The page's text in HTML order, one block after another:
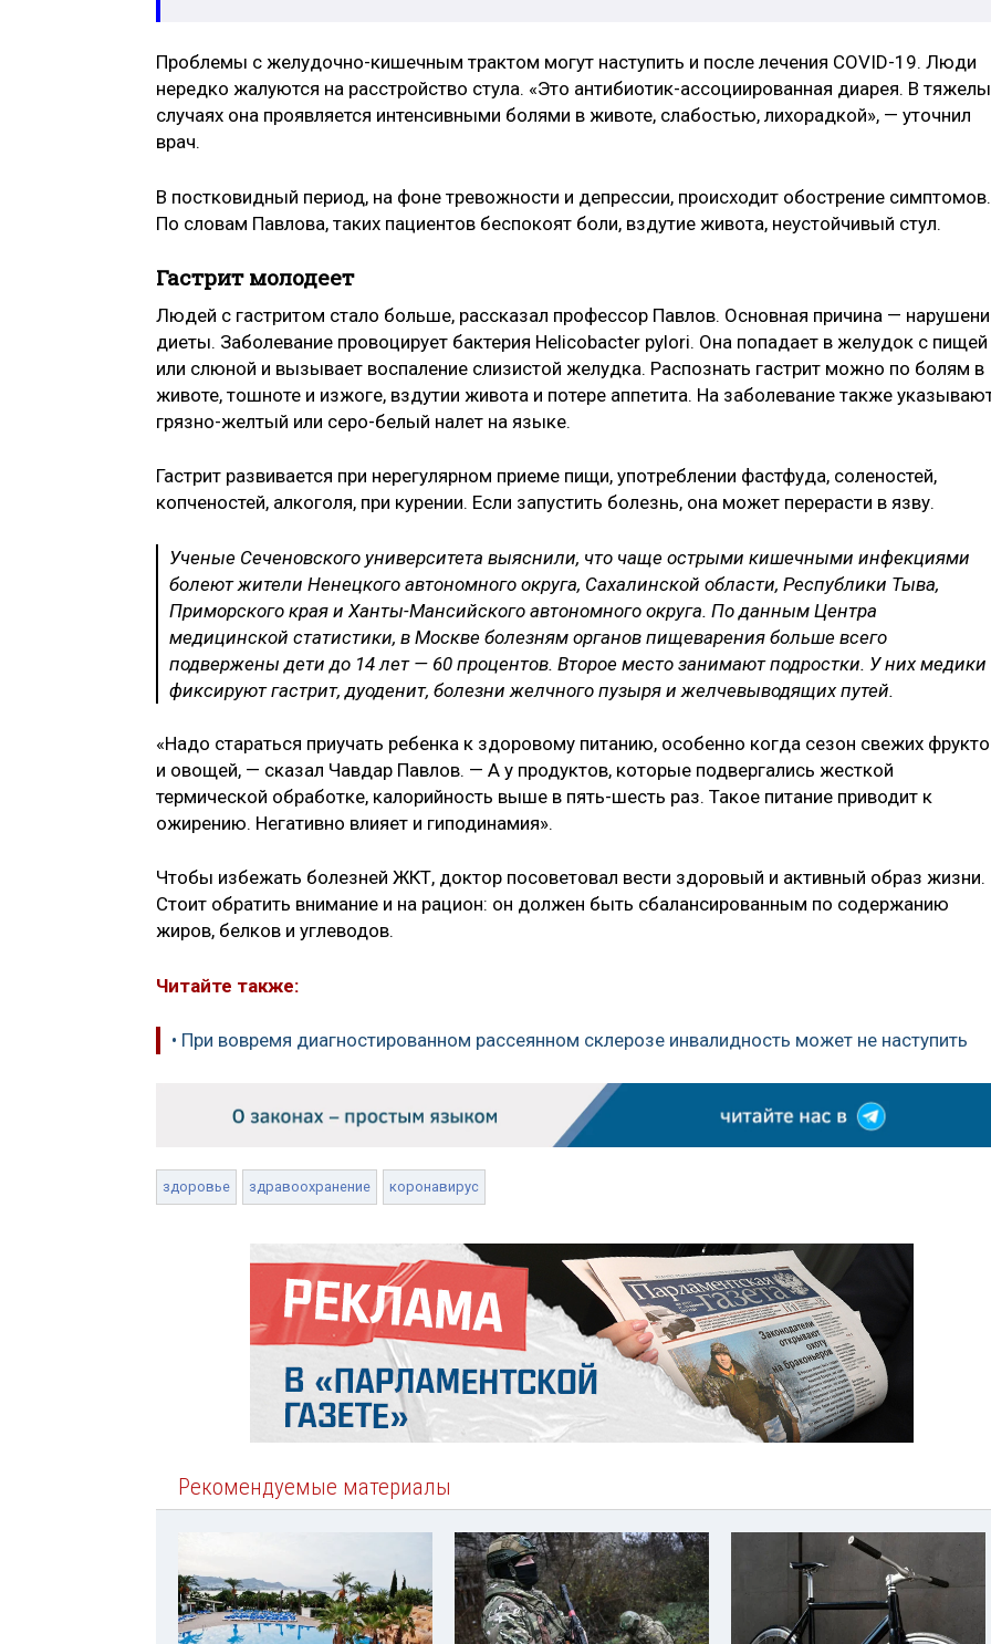
Проблемы с желудочно-кишечным трактом могут наступить и после лечения COVID-19. Люди
нередко жалуются на расстройство стула. «Это антибиотик-ассоциированная диарея. В
случаях она проявляется интенсивными болями в животе, слабостью, лихорадкой», — уточнил
врач.
В постковидный период, на фоне тревожности и депрессии, происходит обострение симптомов.
По словам Павлова, таких пациентов беспокоят боли, вздутие живота, неустойчивый стул.
Гастрит молодеет
Людей с гастритом стало больше, рассказал профессор Павлов. Основная причина —
диеты. Заболевание провоцирует бактерия Helicobacter pylori. Она попадает в желудок с пищей
или слюной и вызывает воспаление слизистой желудка. Распознать гастрит можно по болям в
животе, тошноте и изжоге, вздутии живота и потере аппетита. На заболевание также
грязно-желтый или серо-белый налет на языке.
Гастрит развивается при нерегулярном приеме пищи, употреблении фастфуда, соленостей,
копченостей, алкоголя, при курении. Если запустить болезнь, она может перерасти в язву.
Ученые Сеченовского университета выяснили, что чаще острыми кишечными инфекциями
болеют жители Ненецкого автономного округа, Сахалинской области, Республики Тыва,
Приморского края и Ханты-Мансийского автономного округа. По данным Центра
медицинской статистики, в Москве болезням органов пищеварения больше всего
подвержены дети до 14 лет — 60 процентов. Второе место занимают подростки. У них медики
фиксируют гастрит, дуоденит, болезни желчного пузыря и желчевыводящих путей.
«Надо стараться приучать ребенка к здоровому питанию, особенно когда сезон свежих
и овощей, — сказал Чавдар Павлов. — А у продуктов, которые подвергались жесткой
термической обработке, калорийность выше в пять-шесть раз. Такое питание приводит к
ожирению. Негативно влияет и гиподинамия».
Чтобы избежать болезней ЖКТ, доктор посоветовал вести здоровый и активный образ жизни.
Стоит обратить внимание и на рацион: он должен быть сбалансированным по содержанию
жиров, белков и углеводов.
Читайте также:
• При вовремя диагностированном рассеянном склерозе инвалидность может не наступить
здоровье здравоохранение коронавирус
Рекомендуемые материалы